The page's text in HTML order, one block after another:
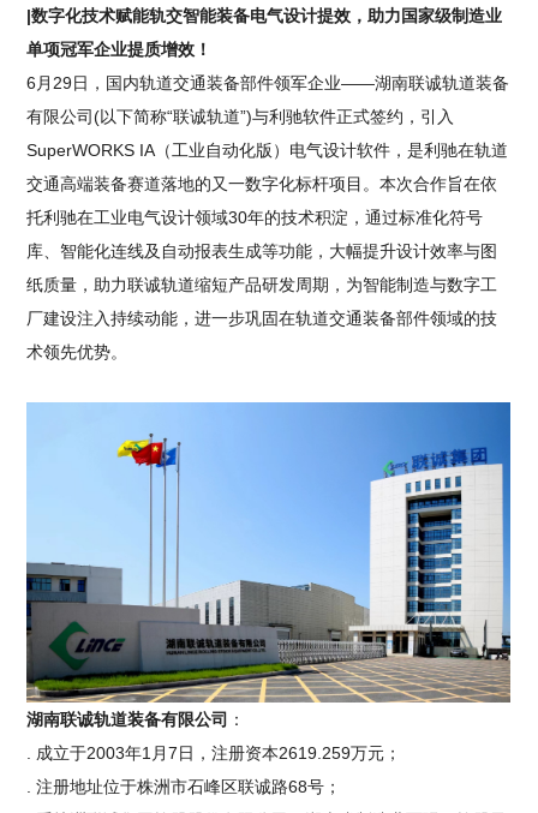
|数字化技术赋能轨交智能装备电气设计提效，助力国家级制造业
单项冠军企业提质增效！
6月29日，国内轨道交通装备部件领军企业——湖南联诚轨道装备
有限公司(以下简称“联诚轨道”)与利驰软件正式签约，引入
SuperWORKS IA（工业自动化版）电气设计软件，是利驰在轨道
交通高端装备赛道落地的又一数字化标杆项目。本次合作旨在依
托利驰在工业电气设计领域30年的技术积淀，通过标准化符号
库、智能化连线及自动报表生成等功能，大幅提升设计效率与图
纸质量，助力联诚轨道缩短产品研发周期，为智能制造与数字工
厂建设注入持续动能，进一步巩固在轨道交通装备部件领域的技
术领先优势。
湖南联诚轨道装备有限公司 ：
. 成立于2003年1月7日，注册资本2619.259万元；
. 注册地址位于株洲市石峰区联诚路68号；